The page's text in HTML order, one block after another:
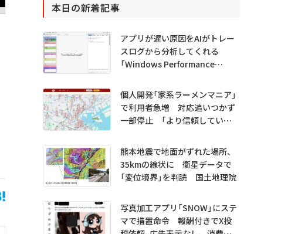
本日の新着記事
アプリが遅い原因をAIがトレー
スログから分析してくれる
「Windows Performance
プレビュー公開
個人開発「家系ラーメンマニア」
で利用者急増 対応追いつかず
一部停止 「より信頼していた
熊本地震で地面がずれた場所、
35kmの線状に 衛星データで
「変位境界」を判読 国土地理院
写真加工アプリ「SNOW」にステ
マで措置命令 報酬付きでX投